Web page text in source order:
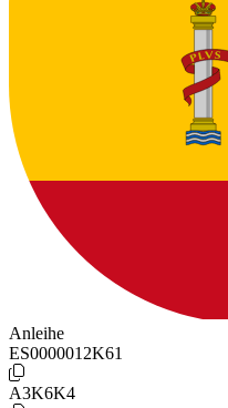
Anleihe
ES0000012K61
A3K6K4